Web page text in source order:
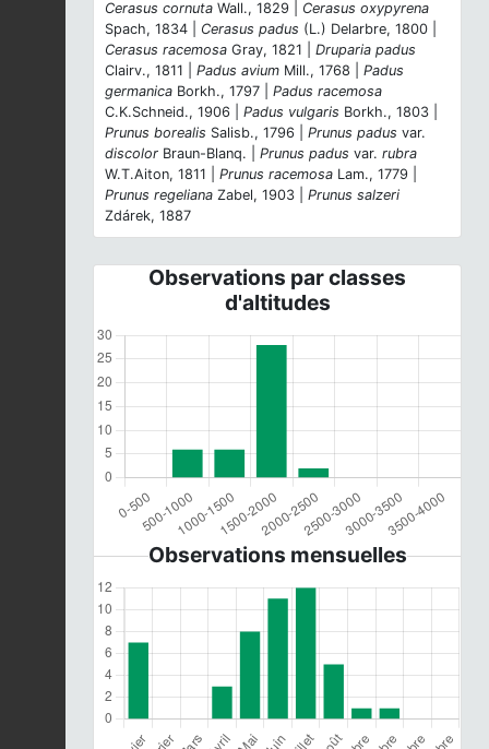
Cerasus cornuta Wall., 1829 | Cerasus oxypyrena
Spach, 1834 | Cerasus padus (L.) Delarbre, 1800 |
Cerasus racemosa Gray, 1821 | Druparia padus
Clairv., 1811 | Padus avium Mill., 1768 | Padus
germanica Borkh., 1797 | Padus racemosa
C.K.Schneid., 1906 | Padus vulgaris Borkh., 1803 |
Prunus borealis Salisb., 1796 | Prunus padus var.
discolor Braun-Blanq. | Prunus padus var. rubra
W.T.Aiton, 1811 | Prunus racemosa Lam., 1779 |
Prunus regeliana Zabel, 1903 | Prunus salzeri
Zdárek, 1887
Observations par classes
d'altitudes
Observations mensuelles